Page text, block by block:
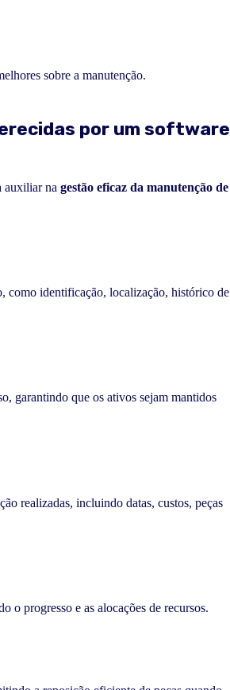
sobre a manutenção.
por um software
auxiliar na gestão eficaz da manutenção de
como identificação, localização, histórico de
garantindo que os ativos sejam mantidos
realizadas, incluindo datas, custos, peças
o progresso e as alocações de recursos.